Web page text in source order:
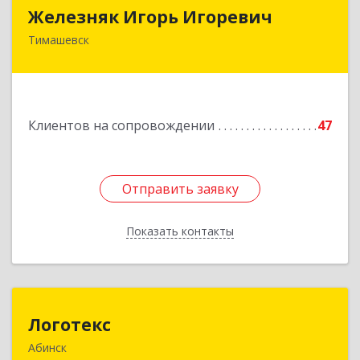
Железняк Игорь Игоревич
Тимашевск
Клиентов на сопровождении 47
Отправить заявку
Показать контакты
352700, Краснодарский край, Тимашевский р-н,
Отправить заявку
Назад
Логотекс
Абинск353320, Краснодарский край, Абинский р-н,